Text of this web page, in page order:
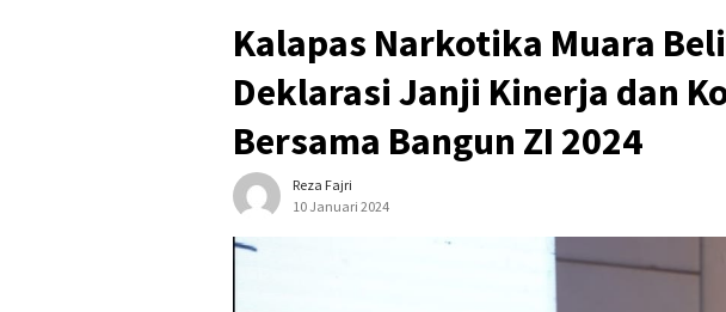
Kalapas Narkotika Muara
Deklarasi Janji Kinerja dan
Bersama Bangun ZI 2024
Reza Fajri
10 Januari 2024